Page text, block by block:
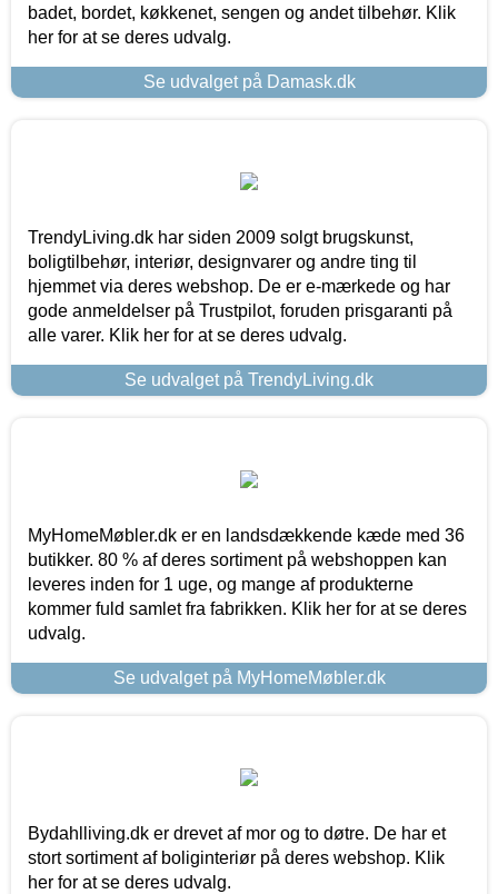
badet, bordet, køkkenet, sengen og andet tilbehør. Klik
her for at se deres udvalg.
Se udvalget på Damask.dk
TrendyLiving.dk har siden 2009 solgt brugskunst,
boligtilbehør, interiør, designvarer og andre ting til
hjemmet via deres webshop. De er e-mærkede og har
gode anmeldelser på Trustpilot, foruden prisgaranti på
alle varer. Klik her for at se deres udvalg.
Se udvalget på TrendyLiving.dk
MyHomeMøbler.dk er en landsdækkende kæde med 36
butikker. 80 % af deres sortiment på webshoppen kan
leveres inden for 1 uge, og mange af produkterne
kommer fuld samlet fra fabrikken. Klik her for at se deres
udvalg.
Se udvalget på MyHomeMøbler.dk
Bydahlliving.dk er drevet af mor og to døtre. De har et
stort sortiment af boliginteriør på deres webshop. Klik
her for at se deres udvalg.